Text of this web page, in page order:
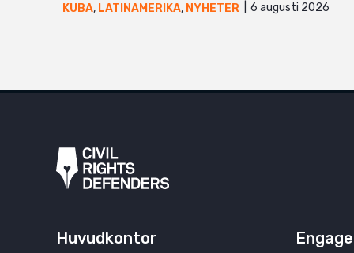
KUBA, LATINAMERIKA, NYHETER 6 augusti 2026
Huvudkontor